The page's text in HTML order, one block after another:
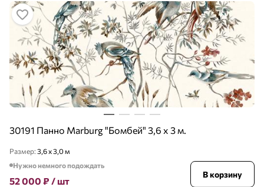
30191 Панно Marburg "Бомбей" 3,6 х 3 м.
Размер: 3,6 х 3,0 м
Нужно немного подождать
52 000 ₽ / шт
В корзину